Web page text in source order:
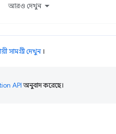
আরও দেখুন
সামগ্রী দেখুন।
APIঅনুবাদ করেছে।